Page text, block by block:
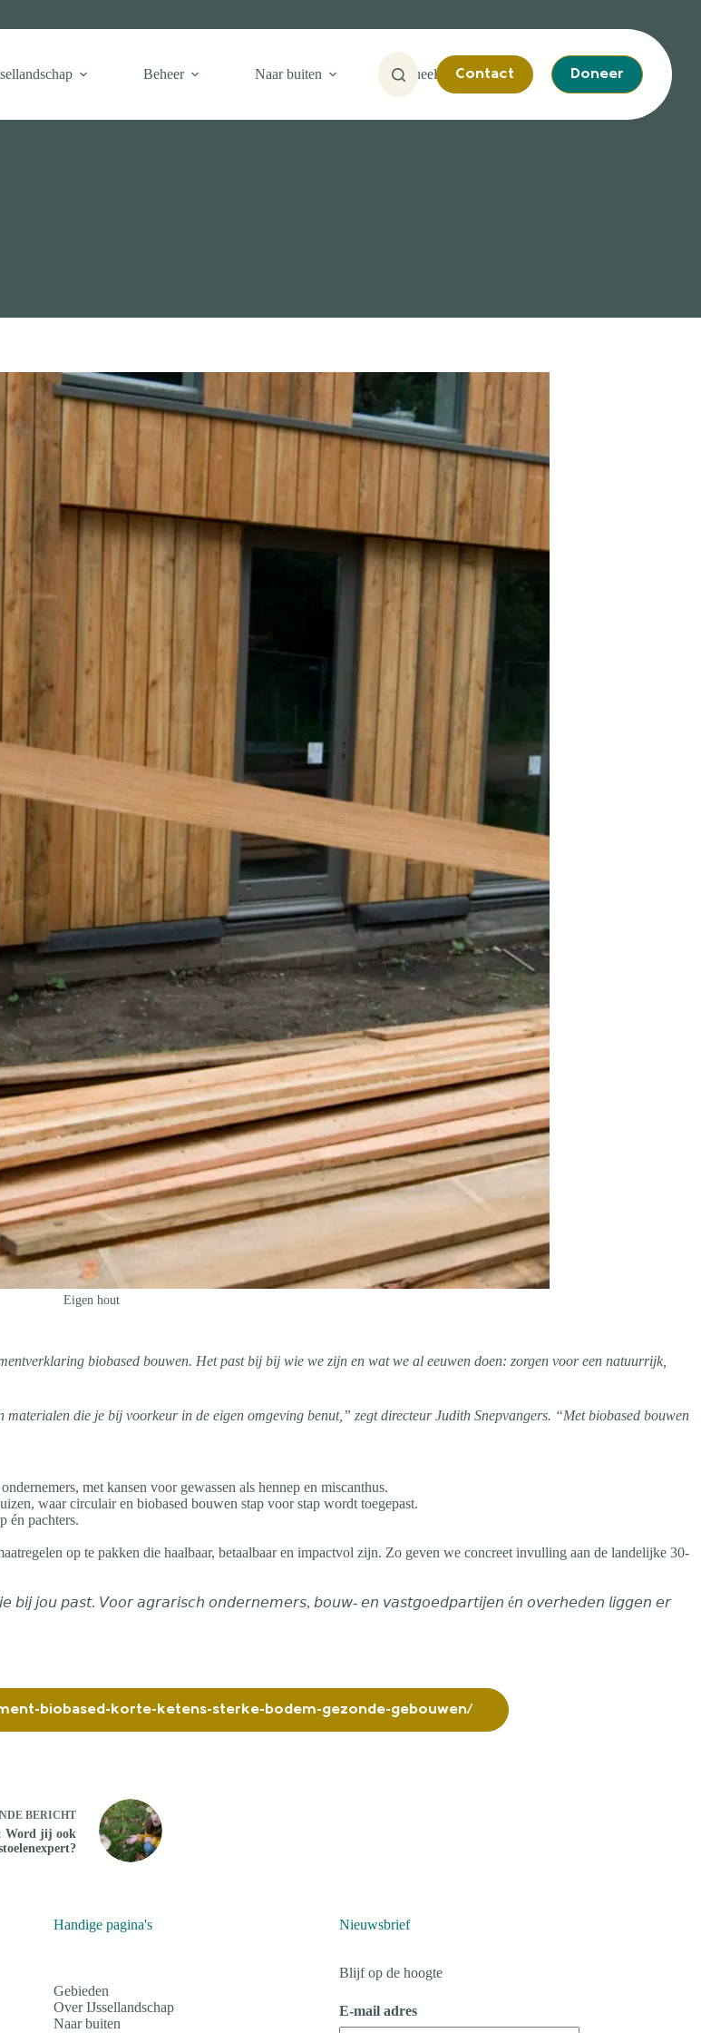
Beheer Naar buiten Actueel Contact Doneer
Eigen hout
biobased bouwen. Het past bij bij wie we zijn en wat we al eeuwen doen: zorgen voor een natuurrijk,
die je bij voorkeur in de eigen omgeving benut,” zegt directeur Judith Snepvangers. “Met biobased bouwen
met kansen voor gewassen als hennep en miscanthus.
waar circulair en biobased bouwen stap voor stap wordt toegepast.
én pachters.
op te pakken die haalbaar, betaalbaar en impactvol zijn. Zo geven we concreet invulling aan de landelijke 30-
𝘣𝘪𝘫 𝘫𝘰𝘶 𝘱𝘢𝘴𝘵. 𝘝𝘰𝘰𝘳 𝘢𝘨𝘳𝘢𝘳𝘪𝘴𝘤𝘩 𝘰𝘯𝘥𝘦𝘳𝘯𝘦𝘮𝘦𝘳𝘴, 𝘣𝘰𝘶𝘸- 𝘦𝘯 𝘷𝘢𝘴𝘵𝘨𝘰𝘦𝘥𝘱𝘢𝘳𝘵𝘪𝘫𝘦𝘯 é𝘯 𝘰𝘷𝘦𝘳𝘩𝘦𝘥𝘦𝘯 𝘭𝘪𝘨𝘨𝘦𝘯 𝘦𝘳
biobased-korte-ketens-sterke-bodem-gezonde-gebouwen/
BERICHT
Word jij ook
Handige pagina's
Gebieden
Over IJssellandschap
Naar buiten
Nieuwsbrief
Blijf op de hoogte
E-mail adres